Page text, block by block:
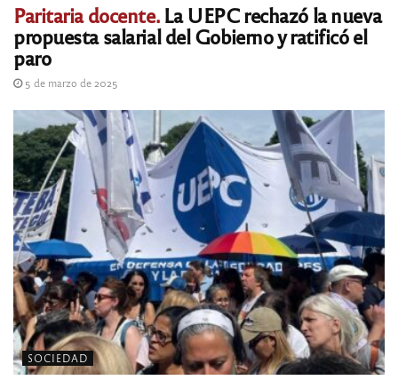
Paritaria docente.La UEPC rechazó la nueva
propuesta salarial del Gobierno y ratificó el
paro
5 de marzo de 2025
SOCIEDAD